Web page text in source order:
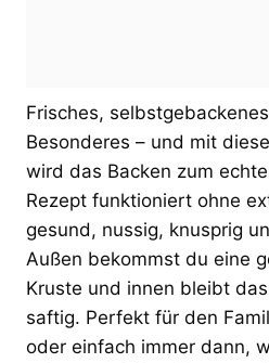
Frisches,
Besonderes – und mit
wird das Backen zum
Rezept funktioniert ohne
gesund, nussig, knusprig
Außen bekommst du eine
Kruste und innen bleibt
saftig. Perfekt für den
oder einfach immer dann,